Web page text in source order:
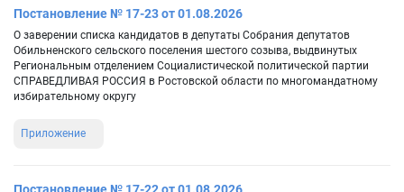
Постановление № 17-23 от 01.08.2026
О заверении списка кандидатов в депутаты Собрания депутатов
Обильненского сельского поселения шестого созыва, выдвинутых
Региональным отделением Социалистической политической партии
СПРАВЕДЛИВАЯ РОССИЯ в Ростовской области по многомандатному
избирательному округу
Приложение